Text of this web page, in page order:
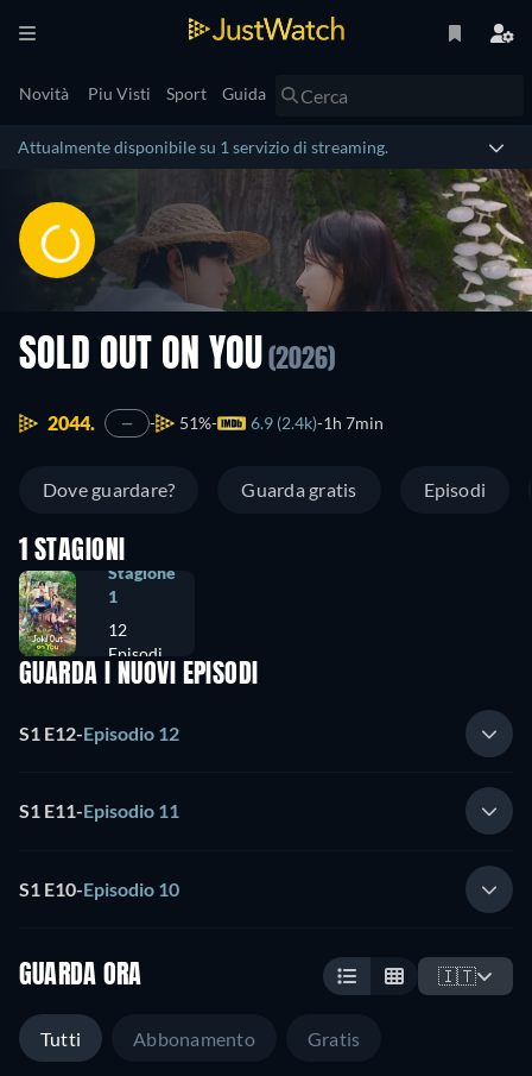
Novità Piu Visti Sport Guida
Attualmente disponibile su 1 servizio di streaming.
SOLD OUT ON YOU (2026)
2044. — 51% 6.9 (2.4k) 1h 7min
Dove guardare? Guarda gratis Episodi
1 STAGIONI
Stagione
1
12
Episodi
GUARDA I NUOVI EPISODI
S1 E12-Episodio 12
S1 E11-Episodio 11
S1 E10-Episodio 10
GUARDA ORA 🇮🇹
Tutti Abbonamento Gratis